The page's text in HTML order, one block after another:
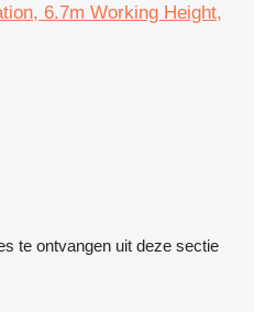
6.7m Working Height,
te ontvangen uit deze sectie